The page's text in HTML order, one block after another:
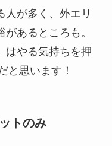
人が多く、外エリ
あるところも。
はやる気持ちを押
と思います！
トのみ